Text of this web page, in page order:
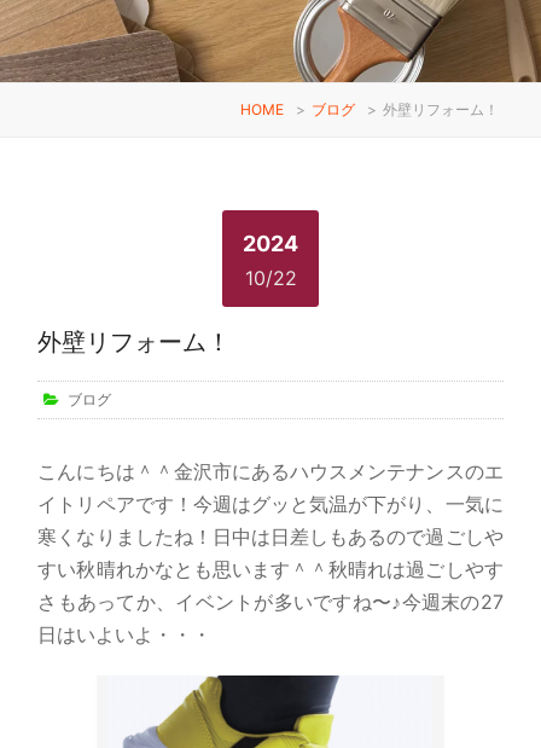
HOME > ブログ > 外壁リフォーム！
2024
10/22
外壁リフォーム！
ブログ
こんにちは＾＾金沢市にあるハウスメンテナンスのエ
イトリペアです！今週はグッと気温が下がり、一気に
寒くなりましたね！日中は日差しもあるので過ごしや
すい秋晴れかなとも思います＾＾秋晴れは過ごしやす
さもあってか、イベントが多いですね〜♪今週末の27
日はいよいよ・・・